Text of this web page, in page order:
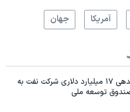
آمريکا جهان
بدهی ۱۷ میلیارد دلاری شرکت نفت به
توسعه ملی